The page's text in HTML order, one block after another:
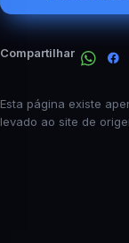
Compartilhar
Esta página existe
levado ao site de